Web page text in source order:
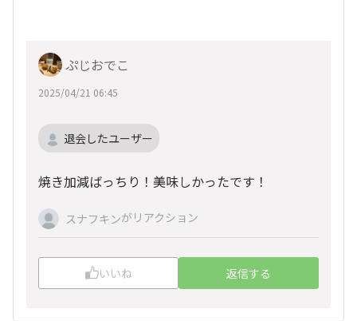
ぷじおでこ
2025/04/21 06:45
退会したユーザー
焼き加減ばっちり！美味しかったです！
スナフキンがリアクション
いいね 返信する